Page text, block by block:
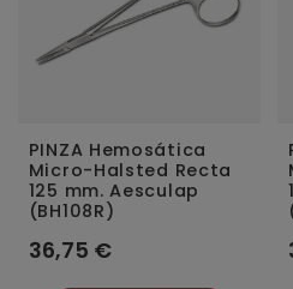
PINZA Hemosática
Micro-Halsted Recta
125 mm. Aesculap
(BH108R)
36,75 €